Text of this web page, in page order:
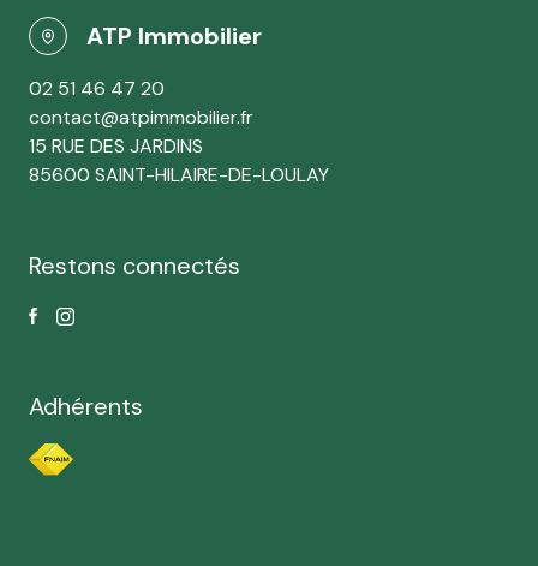
ATP Immobilier
02 51 46 47 20
contact@atpimmobilier.fr
15 RUE DES JARDINS
85600 SAINT-HILAIRE-DE-LOULAY
Restons connectés
Adhérents